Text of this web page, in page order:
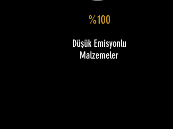
%100
Düşük Emisyonlu
Malzemeler